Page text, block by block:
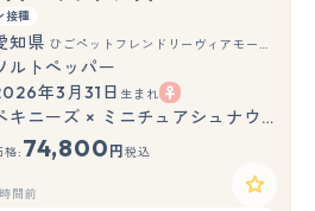
接種
もっと見る
知県 ひごペットフレンドリーヴィアモール アピタ江南西店
ルトペッパー
年3月31日 生まれ
ペキニーズ × ミニチュアシュナウザー
格: 74,800 円 税込
間前